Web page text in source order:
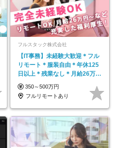
フルスタック株式会社
【IT事務】未経験大歓迎＊フル
リモート＊服装自由＊年休125
日以上＊残業なし＊月給26万円
以上
350～500万円
フルリモートあり